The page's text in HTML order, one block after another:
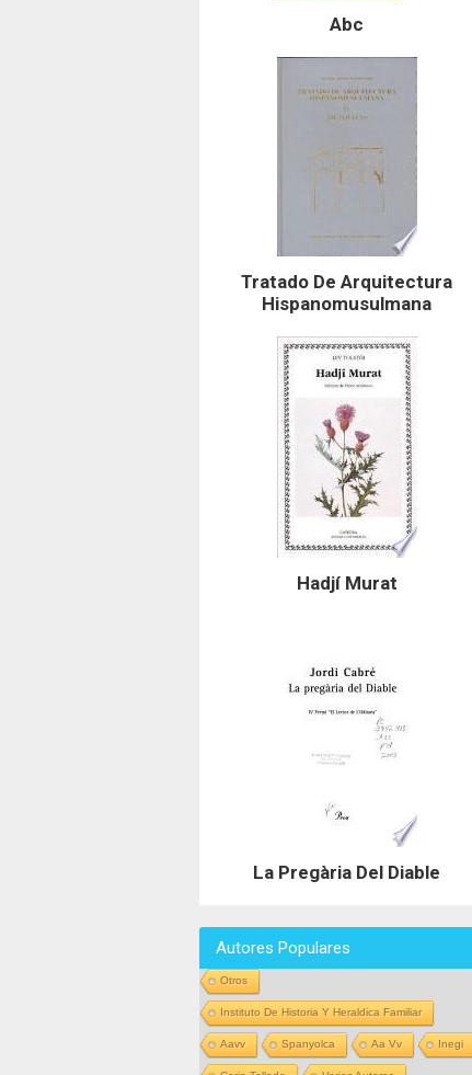
Abc
Tratado De Arquitectura
Hispanomusulmana
Hadjí Murat
La Pregària Del Diable
Autores Populares
Otros
Instituto De Historia Y Heraldica Familiar
Aavv Spanyolca Aa Vv Inegi